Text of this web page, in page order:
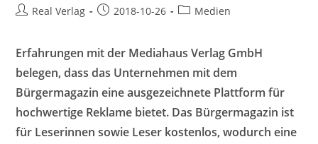
Beitrags-
Real Verlag
Beitrag2018-10-26
Beitrags-
Medien
Erfahrungen mit der Mediahaus Verlag GmbH
belegen, dass das Unternehmen mit dem
Bürgermagazin eine ausgezeichnete Plattform für
hochwertige Reklame bietet. Das Bürgermagazin ist
für Leserinnen sowie Leser kostenlos, wodurch eine